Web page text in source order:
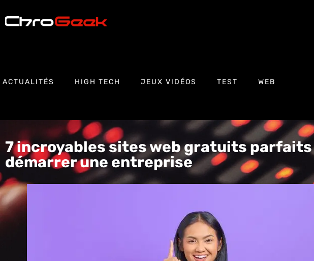
ACTUALITÉS HIGH TECH JEUX VIDÉOS TEST WEB
7 incroyables sites web gratuits
démarrer une entreprise